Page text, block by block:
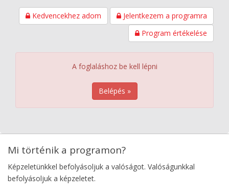
Kedvencekhez adom
Jelentkezem a programra
Program értékelése
A foglaláshoz be kell lépni
Belépés »
Mi történik a programon?
Képzeletünkkel befolyásoljuk a valóságot. Valóságunkkal
befolyásoljuk a képzeletet.